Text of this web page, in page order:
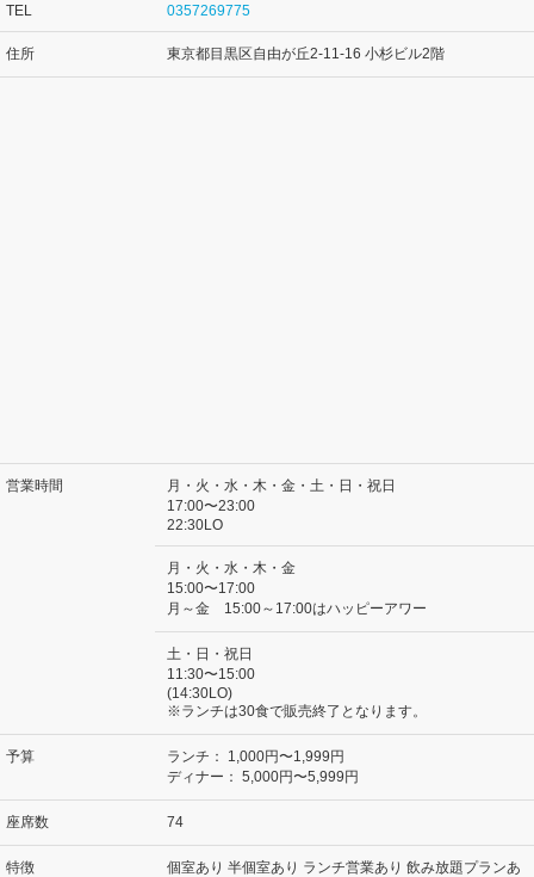
TEL 0357269775
住所 東京都目黒区自由が丘2-11-16 小杉ビル2階
営業時間
月・火・水・木・金・土・日・祝日
17:00〜23:00
22:30LO
月・火・水・木・金
15:00〜17:00
月～金 15:00～17:00はハッピーアワー
土・日・祝日
11:30〜15:00
(14:30LO)
※ランチは30食で販売終了となります。
予算 ランチ：
1,000円〜1,999円
ディナー： 5,000円〜5,999円
座席数 74
特徴
個室あり 半個室あり ランチ営業あり 飲み放題プランあ